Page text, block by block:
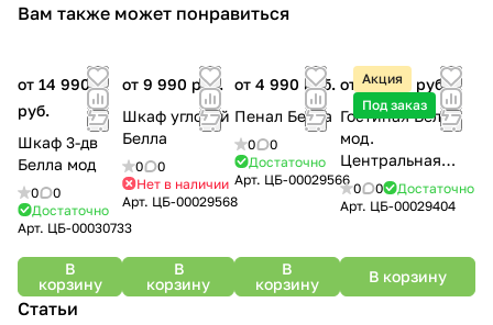
Вам также может понравиться
от 14 990
руб.
Шкаф 3-дв
Белла мод
0
0
Достаточно
Арт. ЦБ-00030733
В
корзину
от 9 990 руб.
Шкаф угловой
Белла
0
0
Нет в наличии
Арт. ЦБ-00029568
В
корзину
от 4 990 руб.
Пенал Белла
0
0
Достаточно
Арт. ЦБ-00029566
В
корзину
Акция
Под заказ
от 16 500 руб.
Гостиная Белла
мод.
Центральная
секция
0 0
Достаточно
Арт. ЦБ-00029404
В корзину
Статьи